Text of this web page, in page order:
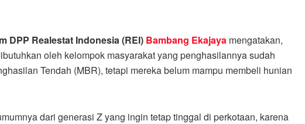
DPP Realestat Indonesia (REI) Bambang Ekajaya mengatakan,
oleh kelompok masyarakat yang penghasilannya sudah
Tendah (MBR), tetapi mereka belum mampu membeli hunian
dari generasi Z yang ingin tetap tinggal di perkotaan, karena